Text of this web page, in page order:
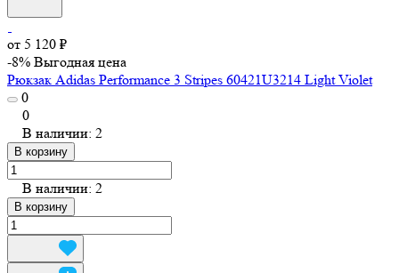
от 5 120 ₽
-8% Выгодная цена
Рюкзак Adidas Performance 3 Stripes 60421U3214 Light Violet
0
0
В наличии: 2
В корзину
В наличии: 2
В корзину